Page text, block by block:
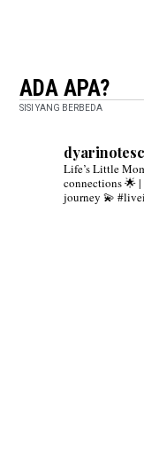
ADA APA?
SISI YANG BERBEDA
Life’s Little
connections 🌟
journey 💫